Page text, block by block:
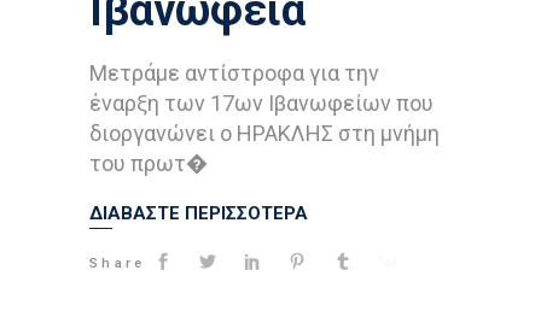
Ιβανώφεια
Μετράμε αντίστροφα για την
έναρξη των 17ων Ιβανωφείων που
διοργανώνει ο ΗΡΑΚΛΗΣ στη μνήμη
του πρωτ�
ΔΙΑΒΑΣΤΕ ΠΕΡΙΣΣΟΤΕΡΑ
Share